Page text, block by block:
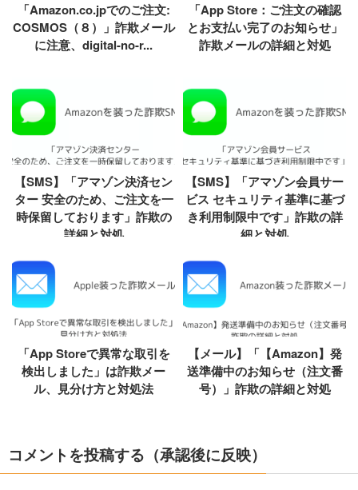
「Amazon.co.jpでのご注文:
COSMOS（８）」詐欺メール
に注意、digital-no-r...
「App Store：ご注文の確認
とお支払い完了のお知らせ」
詐欺メールの詳細と対処
【SMS】「アマゾン決済セン
ター 安全のため、ご注文を一
時保留しております」詐欺の
詳細と対処
【SMS】「アマゾン会員サー
ビス セキュリティ基準に基づ
き利用制限中です」詐欺の詳
細と対処
「App Storeで異常な取引を
検出しました」は詐欺メー
ル、見分け方と対処法
【メール】「【Amazon】発
送準備中のお知らせ（注文番
号）」詐欺の詳細と対処
コメントを投稿する（承認後に反映）